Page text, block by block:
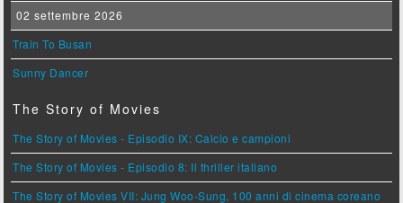
02 settembre 2026
Train To Busan
Sunny Dancer
The Story of Movies
The Story of Movies - Episodio IX: Calcio e campioni
The Story of Movies - Episodio 8: Il thriller italiano
The Story of Movies VII: Jung Woo-Sung, 100 anni di cinema coreano